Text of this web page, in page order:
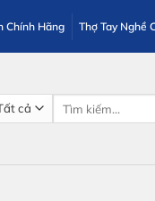
Chính Hãng Thợ Tay Nghề